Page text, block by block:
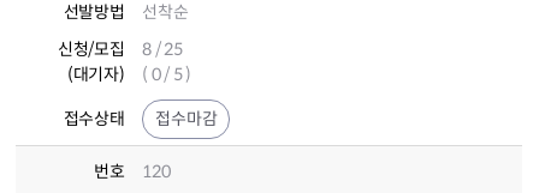
선발방법
선착순
신청/모집
(대기자)
8 / 25
( 0 / 5 )
접수상태 접수마감
번호
120